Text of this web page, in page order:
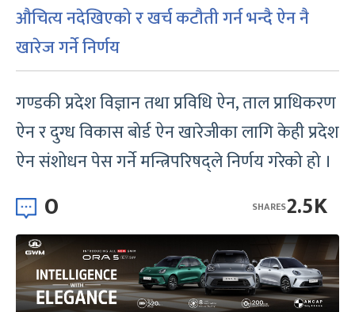
औचित्य नदेखिएको र खर्च कटौती गर्न भन्दै ऐन नै
खारेज गर्ने निर्णय
गण्डकी प्रदेश विज्ञान तथा प्रविधि ऐन, ताल प्राधिकरण
ऐन र दुग्ध विकास बोर्ड ऐन खारेजीका लागि केही प्रदेश
ऐन संशोधन पेस गर्ने मन्त्रिपरिषद्ले निर्णय गरेको हो ।
0 2.5K
SHARES